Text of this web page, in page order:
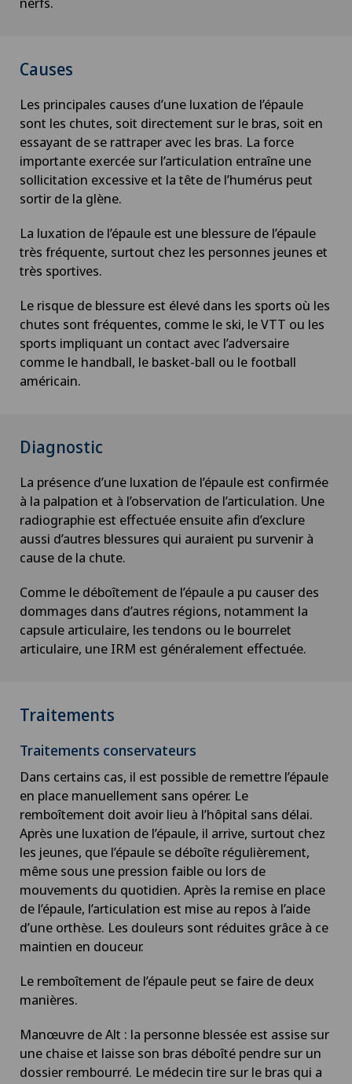
Causes
Les principales causes d’une luxation de l’épaule
sont les chutes, soit directement sur le bras, soit en
essayant de se rattraper avec les bras. La force
importante exercée sur l’articulation entraîne une
sollicitation excessive et la tête de l’humérus peut
sortir de la glène.
La luxation de l’épaule est une blessure de l’épaule
très fréquente, surtout chez les personnes jeunes et
très sportives.
Le risque de blessure est élevé dans les sports où les
chutes sont fréquentes, comme le ski, le VTT ou les
sports impliquant un contact avec l’adversaire
comme le handball, le basket-ball ou le football
américain.
Diagnostic
La présence d’une luxation de l’épaule est confirmée
à la palpation et à l’observation de l’articulation. Une
radiographie est effectuée ensuite afin d’exclure
aussi d’autres blessures qui auraient pu survenir à
cause de la chute.
Comme le déboîtement de l’épaule a pu causer des
dommages dans d’autres régions, notamment la
capsule articulaire, les tendons ou le bourrelet
articulaire, une IRM est généralement effectuée.
Traitements
Traitements conservateurs
Dans certains cas, il est possible de remettre l’épaule
en place manuellement sans opérer. Le
remboîtement doit avoir lieu à l’hôpital sans délai.
Après une luxation de l’épaule, il arrive, surtout chez
les jeunes, que l’épaule se déboîte régulièrement,
même sous une pression faible ou lors de
mouvements du quotidien. Après la remise en place
de l’épaule, l’articulation est mise au repos à l’aide
d’une orthèse. Les douleurs sont réduites grâce à ce
maintien en douceur.
Le remboîtement de l’épaule peut se faire de deux
manières.
Manœuvre de Alt : la personne blessée est assise sur
une chaise et laisse son bras déboîté pendre sur un
dossier rembourré. Le médecin tire sur le bras qui a